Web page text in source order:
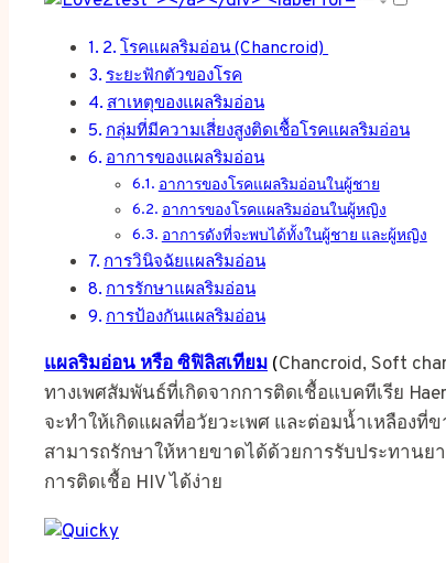
โรคแผลริมอ่อน (Chancroid)
ระยะฟักตัวของโรค
สาเหตุของแผลริมอ่อน
กลุ่มที่มีความเสี่ยงสูงติดเชื้อโรคแผลริมอ่อน
อาการของแผลริมอ่อน
อาการของโรคแผลริมอ่อนในผู้ชาย
อาการของโรคแผลริมอ่อนในผู้หญิง
อาการดังที่จะพบได้ทั้งในผู้ชาย และผู้หญิง
การวินิจฉัยแผลริมอ่อน
การรักษาแผลริมอ่อน
การป้องกันแผลริมอ่อน
แผลริมอ่อน หรือ ซิฟิลิสเทียม (Chancroid, Soft
ทางเพศสัมพันธ์ที่เกิดจากการติดเชื้อแบคทีเรีย
จะทำให้เกิดแผลที่อวัยวะเพศ และต่อมน้ำเหลือง
สามารถรักษาให้หายขาดได้ด้วยการรับประทาน
การติดเชื้อ HIV ได้ง่าย